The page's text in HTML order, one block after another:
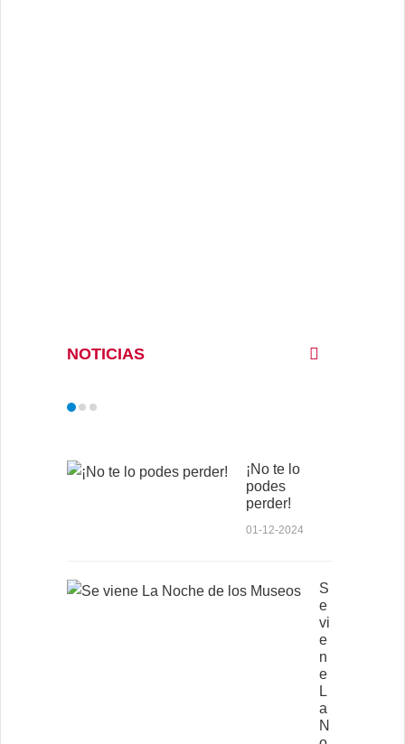
NOTICIAS
¡No te lo
podes
perder!
01-12-2024
S
e
vi
e
n
e
L
a
N